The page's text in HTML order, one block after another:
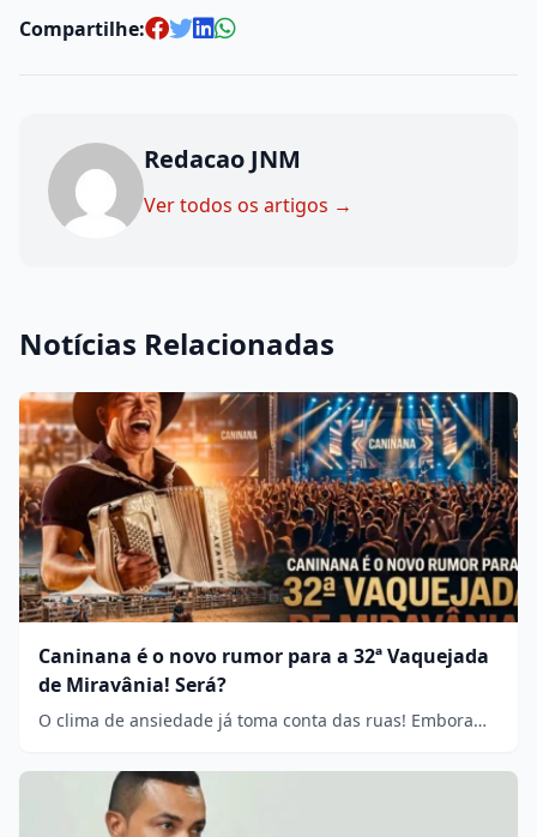
Compartilhe:
Redacao JNM
Ver todos os artigos →
Notícias Relacionadas
Caninana é o novo rumor para a 32ª Vaquejada
de Miravânia! Será?
O clima de ansiedade já toma conta das ruas! Embora…